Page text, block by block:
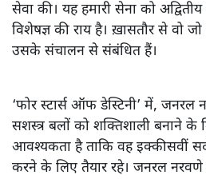
सेवा की। यह हमारी सेना को
विशेषज्ञ की राय है। ख़ासतौर से वो
उसके संचालन से संबंधित हैं।
‘फोर स्टार्स ऑफ डेस्टिनी’ में,
सशस्त्र बलों को शक्तिशाली बनाने
आवश्यकता है ताकि वह इक्कीसवीं
करने के लिए तैयार रहे। जनरल